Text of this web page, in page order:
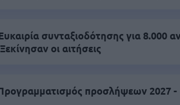
συνταξιοδότησης για 8.000
οι αιτήσεις
προσλήψεων 2027 -